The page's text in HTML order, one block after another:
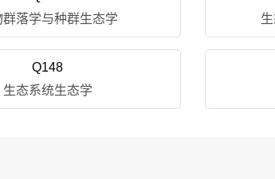
群落学与种群生态学
Q148
生态系统生态学